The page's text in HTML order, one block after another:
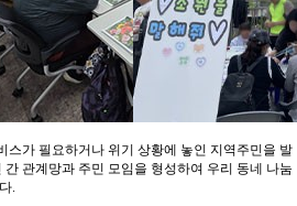
스가 필요하거나 위기 상황에 놓인 지역주민을 발
관계망과 주민 모임을 형성하여 우리 동네 나눔
.